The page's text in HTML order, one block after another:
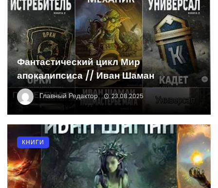
Фантастический цикл Мир
апокалипсиса // Иван Шаман
Главный Редактор 23.08.2025
КНИГИ